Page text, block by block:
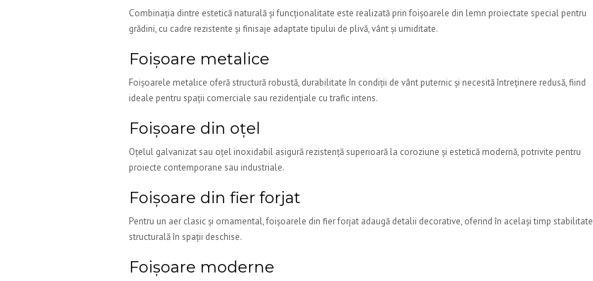
Combinația dintre estetică naturală și funcționalitate este realizată prin foișoarele din lemn proiectate special pentru
grădini, cu cadre rezistente și finisaje adaptate tipului de plivă, vânt și umiditate.
Foișoare metalice
Foișoarele metalice oferă structură robustă, durabilitate în condiții de vânt puternic și necesită întreținere redusă, fiind
ideale pentru spații comerciale sau rezidențiale cu trafic intens.
Foișoare din oțel
Oțelul galvanizat sau oțel inoxidabil asigură rezistență superioară la coroziune și estetică modernă, potrivite pentru
proiecte contemporane sau industriale.
Foișoare din fier forjat
Pentru un aer clasic și ornamental, foișoarele din fier forjat adaugă detalii decorative, oferind în același timp stabilitate
structurală în spații deschise.
Foișoare moderne